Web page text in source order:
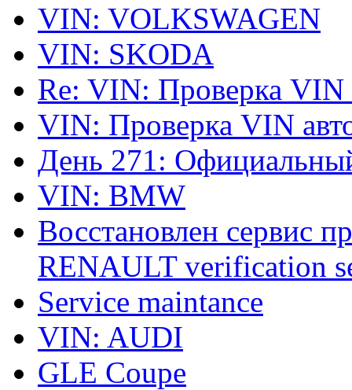
VIN: VOLKSWAGEN
VIN: SKODA
Re: VIN: Проверка VIN
VIN: Проверка VIN
День 271:
VIN: BMW
Восстановлен сервис
RENAULT verification
Service maintance
VIN: AUDI
GLE Coupe